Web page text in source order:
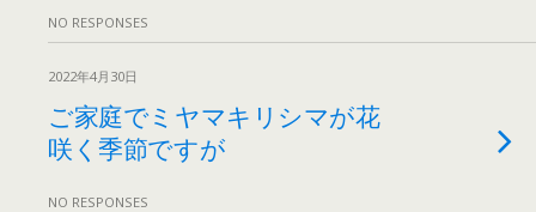
NO RESPONSES
2022年4月30日
ご家庭でミヤマキリシマが花
咲く季節ですが
NO RESPONSES